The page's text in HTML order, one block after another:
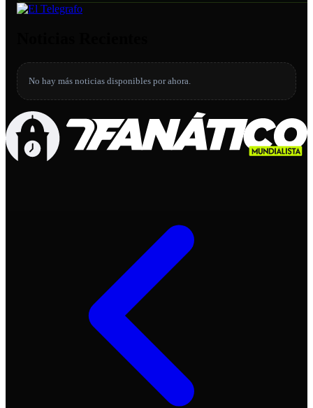
No hay más noticias disponibles por ahora.